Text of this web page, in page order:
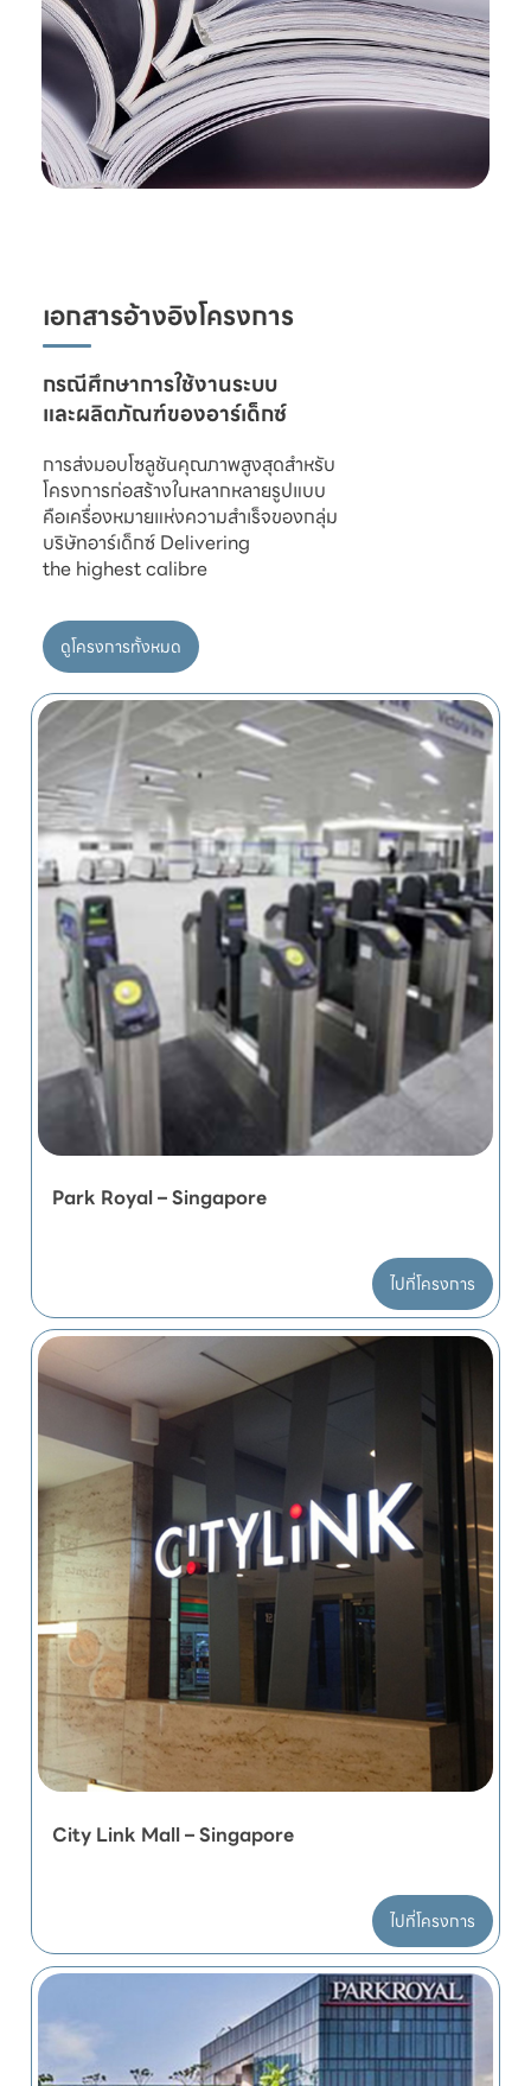
เอกสารอ้างอิงโครงการ
และผลิตภัณฑ์ของอาร์เด็กซ์
การส่งมอบโซลูชันคุณภาพสูงสุดสำหรับ
โครงการก่อสร้างในหลากหลายรูปแบบ
คือเครื่องหมายแห่งความสำเร็จของกลุ่ม
บริษัทอาร์เด็กซ์ Delivering
ดูโครงการทั้งหมด
Park Royal – Singapore
ไปที่โครงการ
City Link Mall – Singapore
ไปที่โครงการ